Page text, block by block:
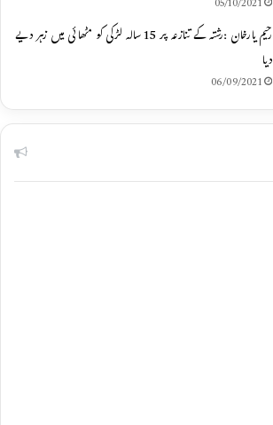
رحیم یارخان :رشتہ کے تنازعہ پر 15 سالہ لڑکی کو مٹھائی میں زہر دیے
دیا
06/09/2021